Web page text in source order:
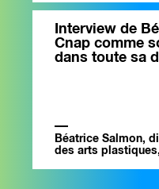
Interview de
Cnap comme
dans toute sa
Béatrice Salmon,
des arts